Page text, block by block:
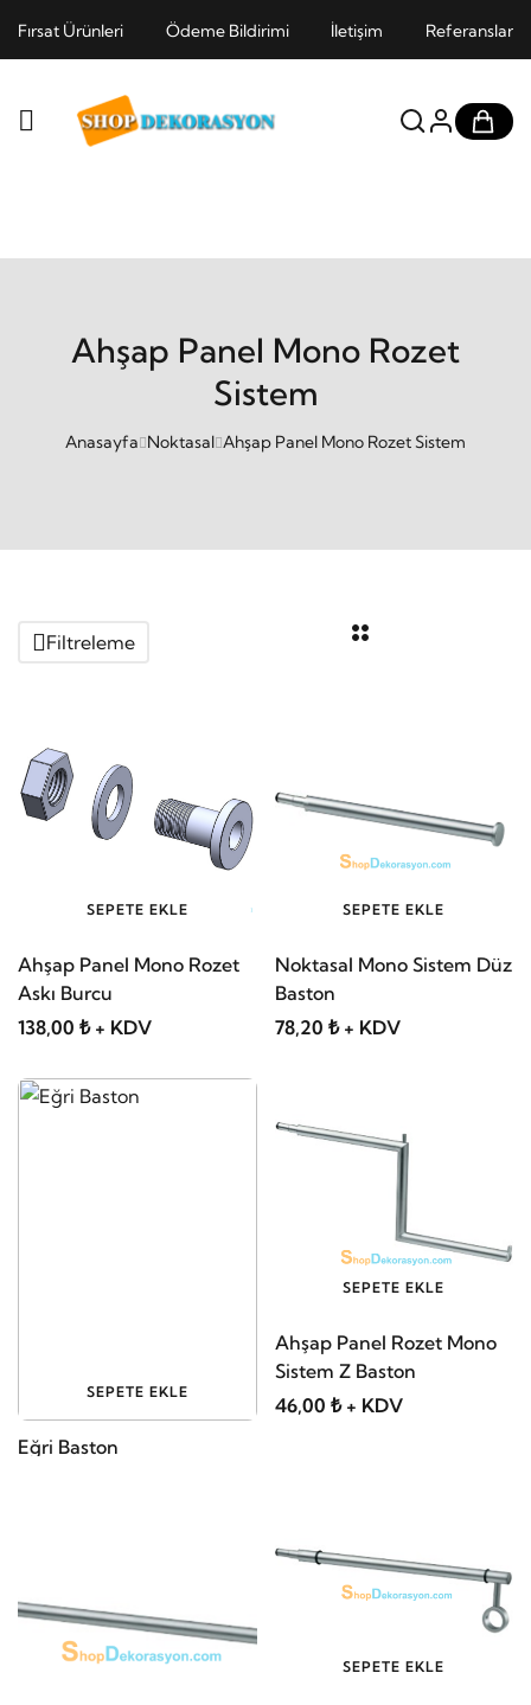
Fırsat Ürünleri Ödeme Bildirimi İletişim Referanslar
Ahşap Panel Mono Rozet
Sistem
Anasayfa Noktasal Ahşap Panel Mono Rozet Sistem
Filtreleme
SEPETE EKLE
Ahşap Panel Mono Rozet
Askı Burcu
138,00 ₺ + KDV
SEPETE EKLE
Noktasal Mono Sistem Düz
Baston
78,20 ₺ + KDV
SEPETE EKLE
Eğri Baston
SEPETE EKLE
Ahşap Panel Rozet Mono
Sistem Z Baston
46,00 ₺ + KDV
SEPETE EKLE